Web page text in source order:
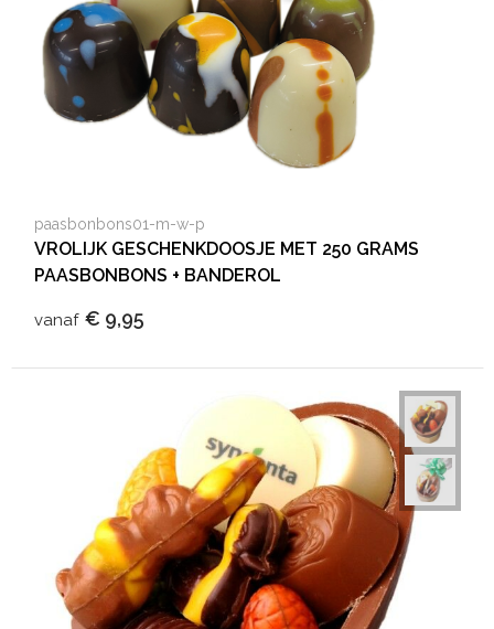
paasbonbons01-m-w-p
VROLIJK GESCHENKDOOSJE MET 250 GRAMS
PAASBONBONS + BANDEROL
vanaf € 9,95